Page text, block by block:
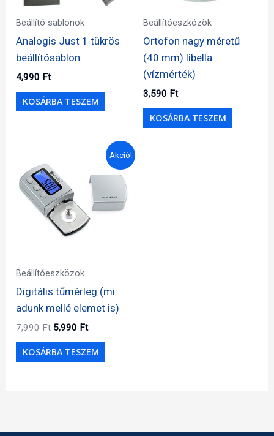
Beállító sablonok
Analogis Just 1 tükrös
beállítósablon
4,990 Ft
KOSÁRBA TESZEM
Beállítóeszközök
Ortofon nagy méretű
(40 mm) libella
(vízmérték)
3,590 Ft
KOSÁRBA TESZEM
Akció!
Beállítóeszközök
Digitális tűmérleg (mi
adunk mellé elemet is)
7,990Ft Original
was:
7,990 Ft.
5,990 FtCurrent
is:
5,990 Ft.
KOSÁRBA TESZEM